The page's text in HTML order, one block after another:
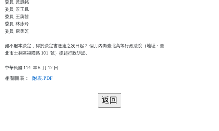
委員  黃源銘
委員  景玉鳳
委員  王藹芸
委員  林泳玲
委員  唐美芝
如不服本決定，得於決定書送達之次日起 2  個月內向臺北高等行政法院（地址：臺
北市士林區福國路 101  號）提起行政訴訟。
相關圖表： 附表.PDF